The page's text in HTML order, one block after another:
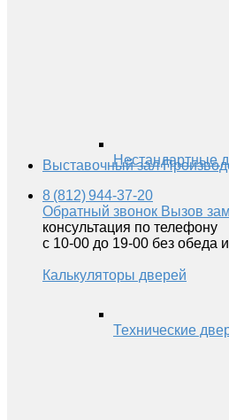
Выставочный зал
8 (812) 944-37-20
Обратный звонок Вызов
консультация по телефону
с 10-00 до 19-00 без обеда
Калькуляторы дверей
Нестандартные
Технические